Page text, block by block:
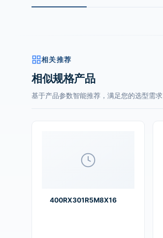
相关推荐
相似规格产品
基于产品参数智能推荐，满足您的选型需求
400RX301R5M8X16